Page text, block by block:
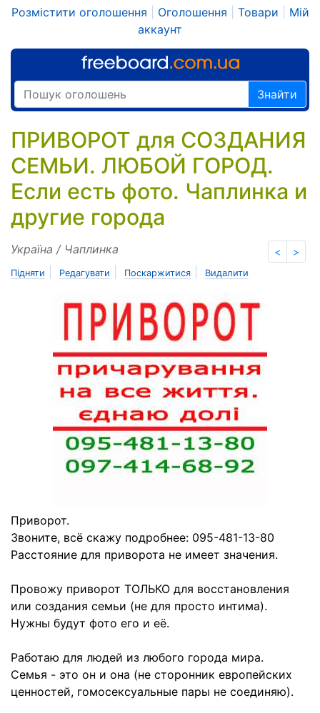
Розмістити оголошення Оголошення Товари
Мій
аккаунт
Знайти
ПРИВОРОТ для СОЗДАНИЯ
СЕМЬИ. ЛЮБОЙ ГОРОД.
Если есть фото. Чаплинка и
другие города
< >
Україна / Чаплинка
Підняти Редагувати Поскаржитися Видалити
Приворот.
Звоните, всё скажу подробнее: 095-481-13-80
Расстояние для приворота не имеет значения.
Провожу приворот ТОЛЬКО для восстановления
или создания семьи (не для просто интима).
Нужны будут фото его и её.
Работаю для людей из любого города мира.
Семья - это он и она (не сторонник европейских
ценностей, гомосексуальные пары не соединяю).